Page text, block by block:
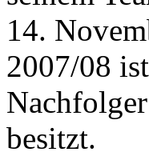
14.
2007/08
Nachfolger
besitzt.